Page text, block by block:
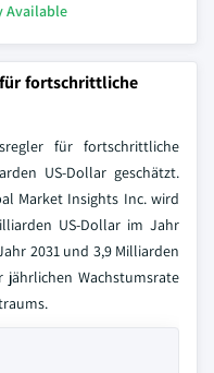
Available
fortschrittliche
für fortschrittliche
US-Dollar geschätzt.
Market Insights Inc. wird
US-Dollar im Jahr
2031 und 3,9 Milliarden
jährlichen Wachstumsrate